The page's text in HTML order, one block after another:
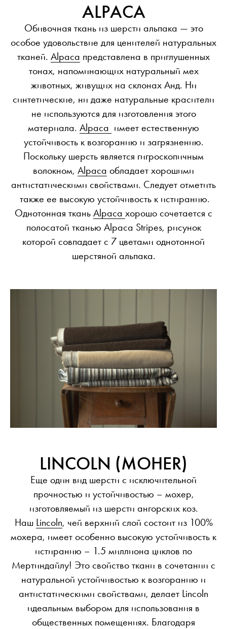
ALPACA
Обивочная ткань из шерсти альпака — это
особое удовольствие для ценителей натуральных
тканей. Alpaca представлена в приглушенных
тонах, напоминающих натуральный мех
животных, живущих на склонах Анд. Ни
синтетические, ни даже натуральные красители
не используются для изготовления этого
материала. Alpaca имеет естественную
устойчивость к возгоранию и загрязнению.
Поскольку шерсть является гигроскопичным
волокном, Alpaca обладает хорошими
антистатическими свойствами. Следует отметить
также ее высокую устойчивость к истиранию.
Однотонная ткань Alpaca хорошо сочетается с
полосатой тканью Alpaca Stripes, рисунок
которой совпадает с 7 цветами однотонной
шерстяной альпака.
LINCOLN (MOHER)
Еще один вид шерсти с исключительной
прочностью и устойчивостью – мохер,
изготовляемый из шерсти ангорских коз.
Наш Lincoln, чей верхний слой состоит из 100%
мохера, имеет особенно высокую устойчивость к
истиранию – 1.5 миллиона циклов по
Мертиндайлу! Это свойство ткани в сочетании с
натуральной устойчивостью к возгоранию и
антистатическими свойствами, делает Lincoln
идеальным выбором для использования в
общественных помещениях. Благодаря